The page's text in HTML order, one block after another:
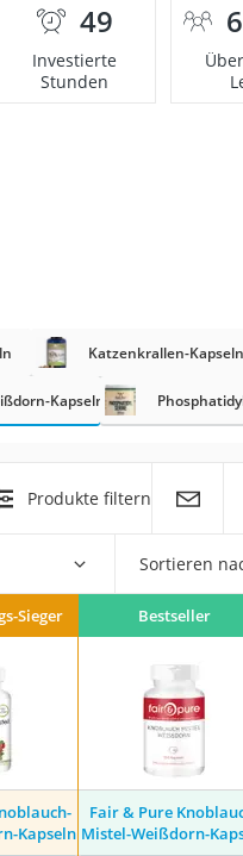
49
Investierte
Stunden
Katzenkrallen-Kapseln
Kapseln
Produkte filtern
Sortieren
Sieger Bestseller
Kapseln
Fair & Pure
Mistel-Weißdorn-